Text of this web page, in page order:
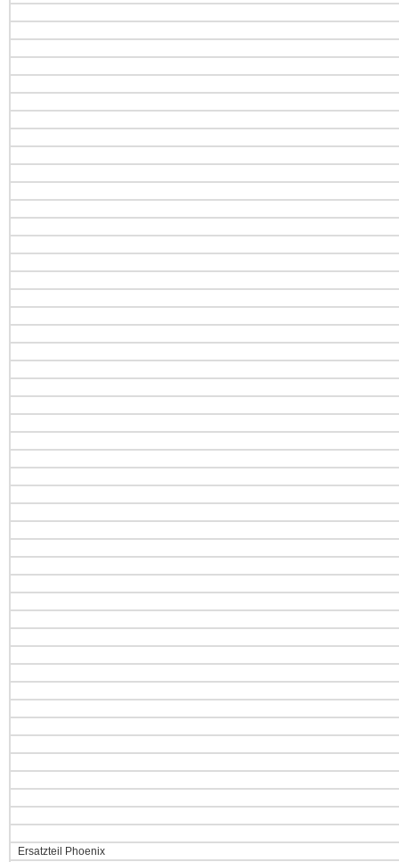
Ersatzteil Phoenix